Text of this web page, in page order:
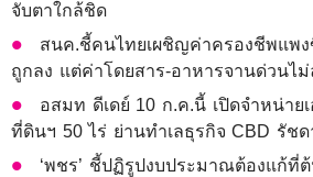
จับตาใกล้ชิด
สนค.ชี้คนไทยเผชิญค่าครองชีพแพ
ถูกลง แต่ค่าโดยสาร-อาหารจานด่วนไ
อสมท ดีเดย์ 10 ก.ค.นี้ เปิดจำหน่าย
ที่ดินฯ 50 ไร่ ย่านทำเลธุรกิจ CBD รัช
‘พชร’ ชี้ปฏิรูปงบประมาณต้องแก้ที่